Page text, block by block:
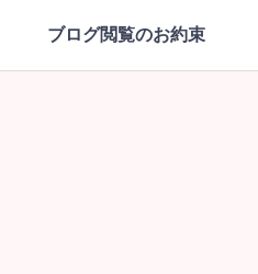
ブログ閲覧のお約束